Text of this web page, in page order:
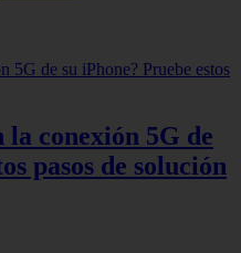
la conexión 5G de
pasos de solución